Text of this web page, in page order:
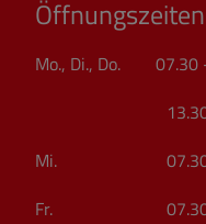
Mo., Di., Do. 07.30
13.30 -
Mi. 07.30 -
Fr. 07.30 -